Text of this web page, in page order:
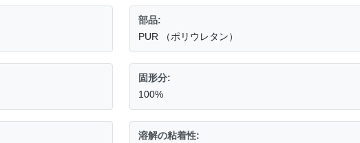
部品:
PUR （ポリウレタン）
固形分:
100%
溶解の粘着性: